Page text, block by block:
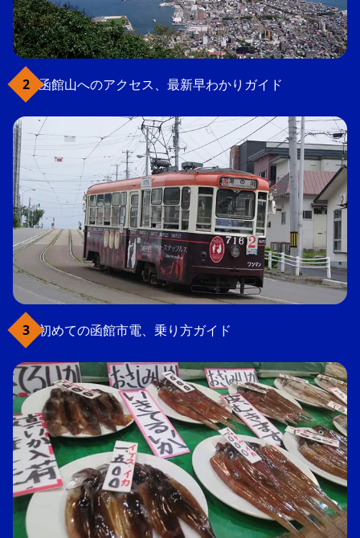
函館山へのアクセス、最新早わかりガイド
初めての函館市電、乗り方ガイド